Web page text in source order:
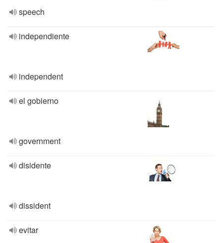
speech
independiente
independent
el gobierno
government
disidente
dissident
evitar